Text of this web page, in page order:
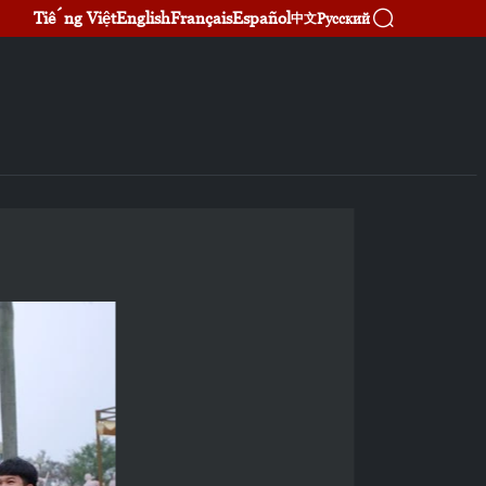
Tiếng ViệtEnglishFrançaisEspañol中文Русский